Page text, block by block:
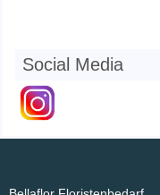
Social Media